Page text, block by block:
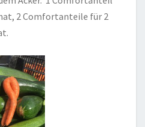
2 Comfortanteile für 2